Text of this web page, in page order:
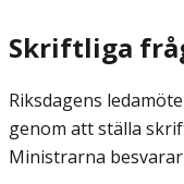
Skriftliga
Riksdagens
genom att ställa
Ministrarna